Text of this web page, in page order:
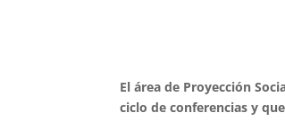
El área de Proyección
ciclo de conferencias y